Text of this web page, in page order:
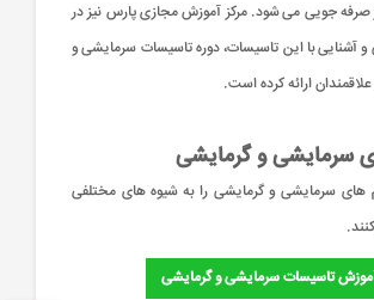
صرفه جویی می شود. مرکز آموزش مجازی پارس نیز در
و آشنایی با این تاسیسات، دوره تاسیسات سرمایشی و
ارائه کرده است.
سرمایشی و گرمایشی
های سرمایشی و گرمایشی را به شیوه های مختلفی
تاسیسات سرمایشی و گرمایشی